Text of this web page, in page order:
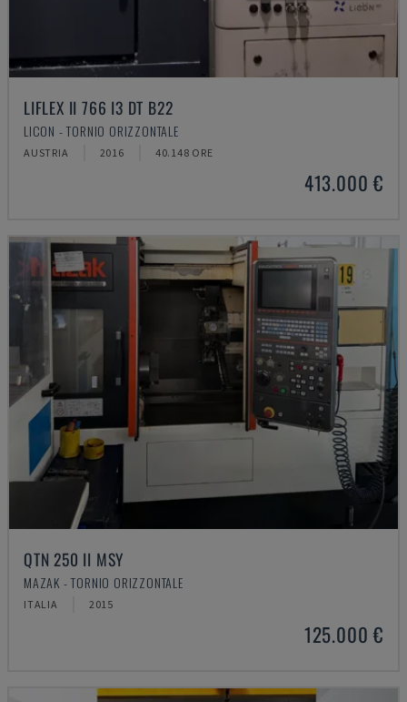
LIFLEX II 766 I3 DT B22
LICON - TORNIO ORIZZONTALE
AUSTRIA 2016 40.148 ORE
413.000 €
QTN 250 II MSY
MAZAK - TORNIO ORIZZONTALE
ITALIA 2015
125.000 €